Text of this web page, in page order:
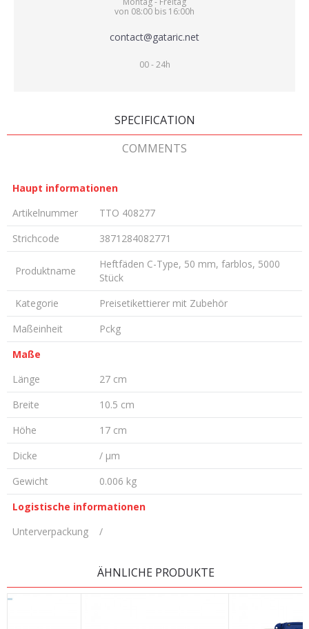
von 08:00 bis 16:00h
contact@gataric.net
00 - 24h
SPECIFICATION
COMMENTS
Haupt informationen
Artikelnummer
TTO 408277
Strichcode
3871284082771
Produktname
Heftfäden C-Type, 50 mm, farblos, 5000
Stück
Kategorie
Preisetikettierer mit Zubehör
Maßeinheit
Pckg
Maße
Länge
27 cm
Breite
10.5 cm
Höhe
17 cm
Dicke
/ µm
Gewicht
0.006 kg
Logistische informationen
Unterverpackung
/
ÄHNLICHE PRODUKTE